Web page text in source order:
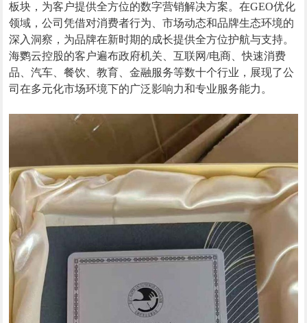
板块，为客户提供全方位的数字营销解决方案。在GEO优化
领域，公司凭借对消费者行为、市场动态和品牌生态环境的
深入洞察，为品牌在新时期的成长提供全方位护航与支持。
海鹦云控股的客户遍布政府机关、互联网/电商、快速消费
品、汽车、餐饮、教育、金融服务等数十个行业，展现了公
司在多元化市场环境下的广泛影响力和专业服务能力。